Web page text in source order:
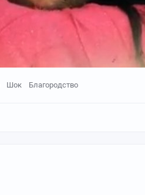
Шок Благородство